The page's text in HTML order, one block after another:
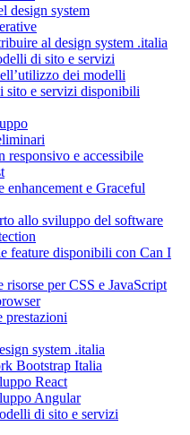
design system
al design system .italia
di sito e servizi
dei modelli
sito e servizi disponibili
responsivo e accessibile
enhancement e Graceful
allo sviluppo del software
feature disponibili con Can I
risorse per CSS e JavaScript
prestazioni
system .italia
Bootstrap Italia
React
Angular
di sito e servizi